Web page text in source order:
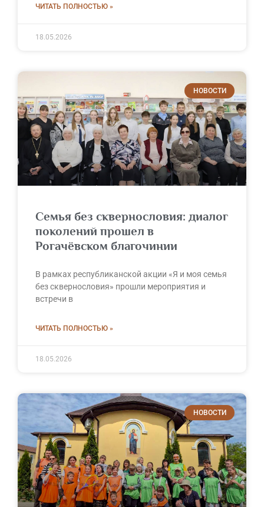
ЧИТАТЬ ПОЛНОСТЬЮ »
18.05.2026
НОВОСТИ
Семья без сквернословия: диалог
поколений прошел в
Рогачёвском благочинии
В рамках республиканской акции «Я и моя семья
без сквернословия» прошли мероприятия и
встречи в
ЧИТАТЬ ПОЛНОСТЬЮ »
18.05.2026
НОВОСТИ